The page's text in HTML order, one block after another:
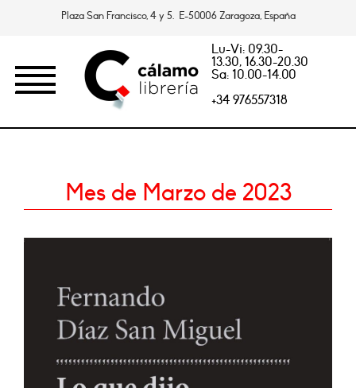
Plaza San Francisco, 4 y 5. E-50006 Zaragoza, España
Lu-Vi: 09.30-
13.30, 16.30-20.30
Sa: 10.00-14.00
+34 976557318
Mes de Marzo de 2023